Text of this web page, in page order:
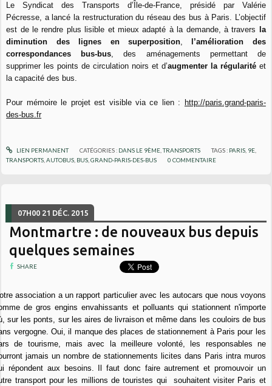
Le Syndicat des Transports d’Île-de-France, présidé par Valérie
Pécresse, a lancé la restructuration du réseau des bus à Paris. L’objectif
est de le rendre plus lisible et mieux adapté à la demande, à travers
la
diminution des lignes en superposition,
l’amélioration des
correspondances bus-bus, des aménagements permettant de
supprimer les points de circulation noirs et d’augmenter la régularité et
la capacité des bus.
Pour mémoire le projet est visible via ce lien :
http://paris.grand-paris-
des-bus.fr
LIEN PERMANENT CATÉGORIES : DANS LE 9ÈME,TRANSPORTS TAGS : PARIS 9E
TRANSPORTS ,AUTOBUS BUS ,GRAND-PARIS-DES-BUS 0 COMMENTAIRE
07H00 21 DÉC. 2015
Montmartre : de nouveaux bus depuis
quelques semaines
SHARE
association a un rapport particulier avec les autocars que nous voyons
de gros engins envahissants et polluants qui stationnent n'importe
sur les ponts, sur les aires de livraison et même dans les couloirs de bus
vergogne. Oui, il manque des places de stationnement à Paris pour les
de tourisme, mais avec la meilleure volonté, les responsables ne
jamais un nombre de stationnements licites dans Paris intra muros
répondent aux besoins. Il faut donc faire autrement et promouvoir un
transport pour les millions de touristes qui souhaitent visiter Paris et